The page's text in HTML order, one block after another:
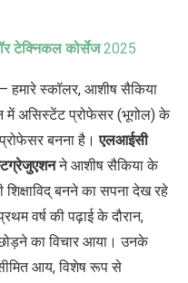
टेक्निकल कोर्सेज2025
–हमारे स्कॉलर, आशीष सैकिया
में असिस्टेंट प्रोफेसर (भूगोल) के
प्रोफेसर बनना है।एलआईसी
ने आशीष सैकिया के
बनने का सपना देख रहे
वर्ष की पढ़ाई के दौरान,
का विचार आया। उनके
आय,विशेष रूप से